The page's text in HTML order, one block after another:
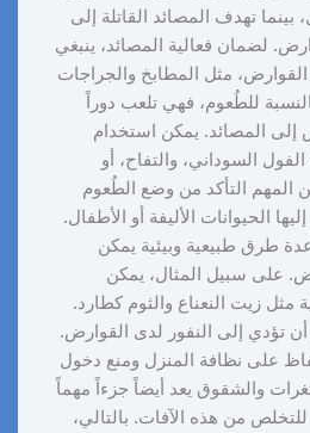
بينما تهدف المصائد القاتلة إلى
لضمان فعالية المصائد، ينبغي
مثل المطابخ والجراجات
للطُعوم، فهي تلعب دوراً
المصائد. يمكن استخدام
السوداني، والتفاح، أو
المهم التأكد من وضع الطُعوم
الحيوانات الأليفة أو الأطفال.
طرق طبيعية وبيئية يمكن
على سبيل المثال، يمكن
مثل زيت النعناع والثوم كطارد.
أن تؤدي إلى النفور لدى القوارض.
على نظافة المنزل ومنع دخول
والشقوق يعد أيضاً جزءاً مهماً
من هذه الآفات. بالتالي،